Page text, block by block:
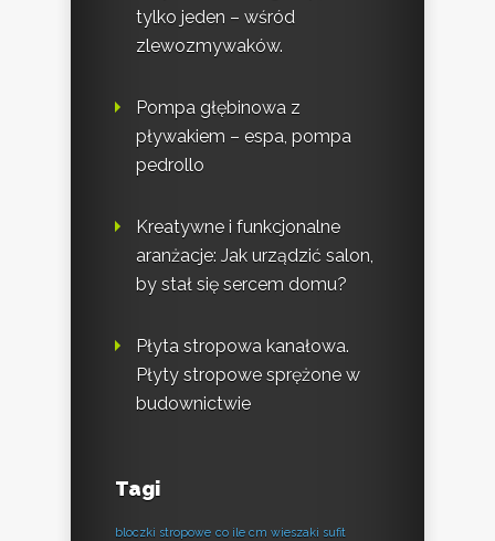
tylko jeden – wśród
zlewozmywaków.
Pompa głębinowa z
pływakiem – espa, pompa
pedrollo
Kreatywne i funkcjonalne
aranżacje: Jak urządzić salon,
by stał się sercem domu?
Płyta stropowa kanałowa.
Płyty stropowe sprężone w
budownictwie
Tagi
bloczki stropowe co ile cm wieszaki sufit